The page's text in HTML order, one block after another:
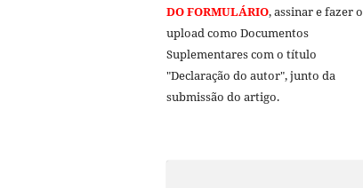
DO FORMULÁRIO, assinar e fazer o
upload como Documentos
Suplementares com o título
"Declaração do autor", junto da
submissão do artigo.